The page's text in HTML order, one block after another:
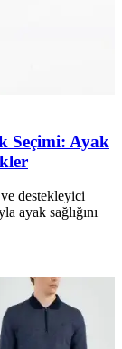
Seçimi: Ayak
destekleyici
ayak sağlığını